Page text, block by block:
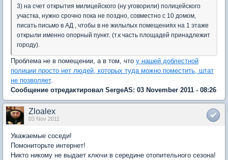
3) на счет открытия милицейского (ну уговорили) полицейского
участка, нужно срочно пока не поздно, совместно с 10 домом,
писать письмо в АД , чтобы в не жилылых помещениях на 1 этаже
открыли именно опорный пункт. (т.к часть площадей принадлежит
городу).
Проблема не в помещении, а в том, что у нашей доблестной
полиции просто нет людей, которых туда можно поместить, штат
не позволяет.
Сообщение отредактировал SergeAS: 03 November 2011 - 08:26
Zloalex
03 Nov 2011
Уважаемые соседи!
Помониторьте интернет!
Никто никому не выдает ключи в середине отопительного сезона!